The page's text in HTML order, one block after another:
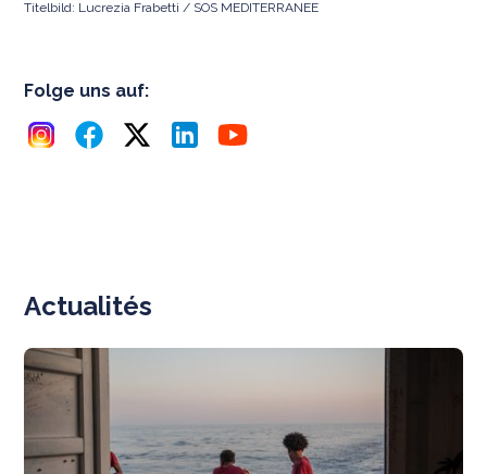
Titelbild: Lucrezia Frabetti / SOS MEDITERRANEE
Folge uns auf:
Actualités